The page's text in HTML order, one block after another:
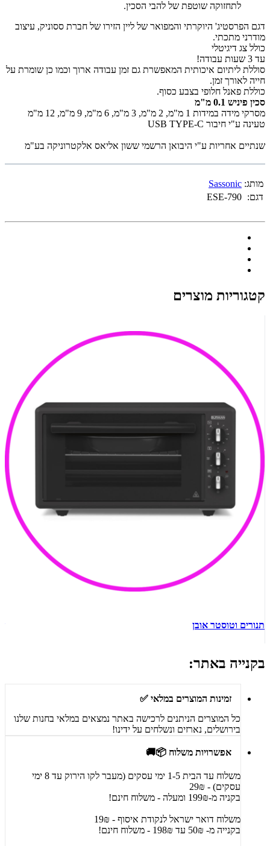
לתחזוקה שוטפת של להבי הסכין.
דגם הפרסטיג' היוקרתי והמפואר של ליין הזירו של חברת ססוניק, עיצוב
מודרני מתכתי.
כולל צג דיגיטלי
עד 3 שעות עבודה!
סוללת ליתיום איכותית המאפשרת גם זמן עבודה ארוך וכמו כן שומרת על
חייה לאורך זמן.
כוללת פאנל חלופי בצבע כסוף.
סכין פיניש 0.1 מ"מ
מסרקי מידה במידות 1 מ"מ, 2 מ"מ, 3 מ"מ, 6 מ"מ, 9 מ"מ, 12 מ"מ
טעינה ע"י חיבור USB TYPE-C
שנתיים אחריות ע"י היבואן הרשמי ששון אליאס אלקטרוניקה בע"מ
מותג: Sassonic
דגם: ESE-790
קטגוריות מוצרים
תנורים וטוסטר אובן
בקנייה באתר:
זמינות המוצרים במלאי ✅
כל המוצרים הניתנים לרכישה באתר נמצאים במלאי בחנות שלנו
בירושלים, נארזים ונשלחים על ידינו!
אפשרויות משלוח 📦🚚
משלוח עד הבית 1-5 ימי עסקים (מעבר לקו הירוק עד 8 ימי
עסקים) - 29₪
בקניה מ-199₪ ומעלה - משלוח חינם!
משלוח דואר ישראל לנקודת איסוף - 19₪
בקנייה מ- 50₪ עד 198₪ - משלוח חינם!